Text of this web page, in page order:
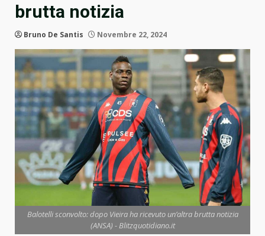
brutta notizia
Bruno De Santis Novembre 22, 2024
Balotelli sconvolto: dopo Vieira ha ricevuto un’altra brutta notizia
(ANSA) - Blitzquotidiano.it